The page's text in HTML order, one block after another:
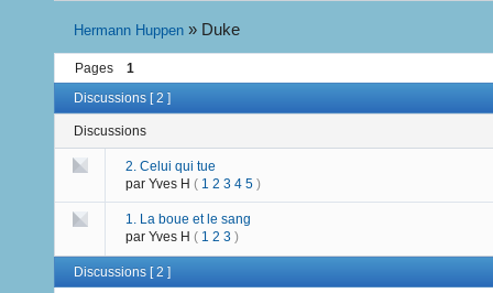
Hermann Huppen » Duke
Pages
1
Discussions [ 2 ]
Discussions
2. Celui qui tue
par Yves H ( 1 2 3 4 5 )
1. La boue et le sang
par Yves H ( 1 2 3 )
Discussions [ 2 ]